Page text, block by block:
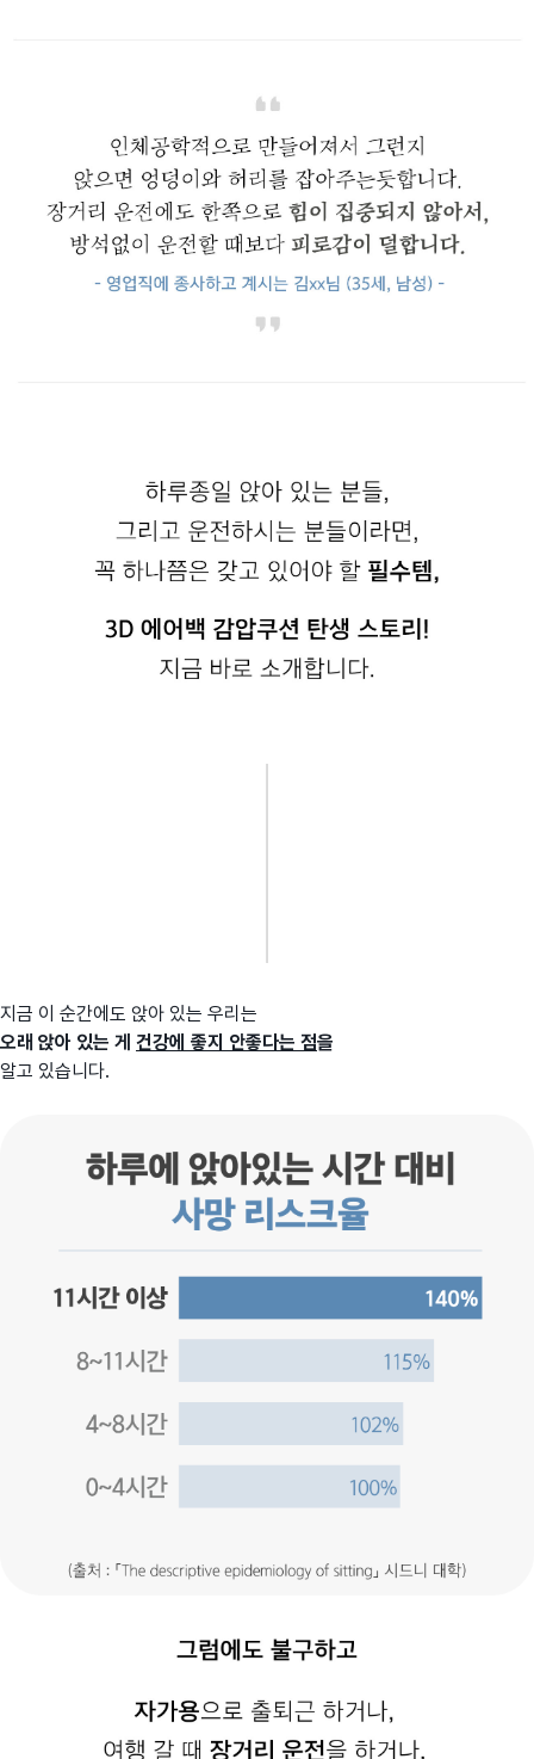
지금 이 순간에도 앉아 있는 우리는
오래 앉아 있는 게 건강에 좋지 안좋다는 점을
알고 있습니다.